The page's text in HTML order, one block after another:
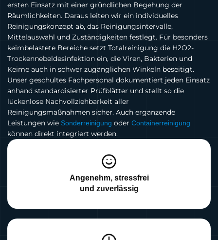
ersten Einsatz mit einer gründlichen Begehung der
Räumlichkeiten. Daraus leiten wir ein individuelles
Reinigungskonzept ab, das Reinigungsintervalle,
Mittelauswahl und Zuständigkeiten festlegt. Für besonders
keimbelastete Bereiche setzt Totalreinigung die H2O2-
Trockennebeldesinfektion ein, die Viren, Bakterien und
Keime auch in schwer zugänglichen Winkeln beseitigt.
Unser geschultes Fachpersonal dokumentiert jeden Einsatz
anhand standardisierter Prüfblätter und stellt so die
lückenlose Nachvollziehbarkeit aller
Reinigungsmaßnahmen sicher. Auch ergänzende
Leistungen wie Sonderreinigung oder Containerreinigung
können direkt integriert werden.
Angenehm, stressfrei
und zuverlässig